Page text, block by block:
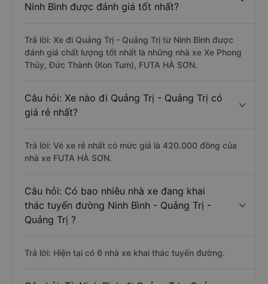
Ninh Bình được đánh giá tốt nhất?
Trả lời: Xe đi Quảng Trị - Quảng Trị từ Ninh Bình được
đánh giá chất lượng tốt nhất là những nhà xe Xe Phong
Thủy, Đức Thành (Kon Tum), FUTA HÀ SƠN.
Câu hỏi: Xe nào đi Quảng Trị - Quảng Trị có
giá rẻ nhất?
Trả lời: Vé xe rẻ nhất có mức giá là 420.000 đồng của
nhà xe FUTA HÀ SƠN.
Câu hỏi: Có bao nhiêu nhà xe đang khai
thác tuyến đường Ninh Bình - Quảng Trị -
Quảng Trị ?
Trả lời: Hiện tại có 6 nhà xe khai thác tuyến đường.